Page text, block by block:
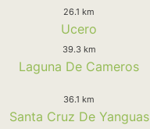
26.1 km
Ucero
39.3 km
Laguna De Cameros
36.1 km
Santa Cruz De Yanguas